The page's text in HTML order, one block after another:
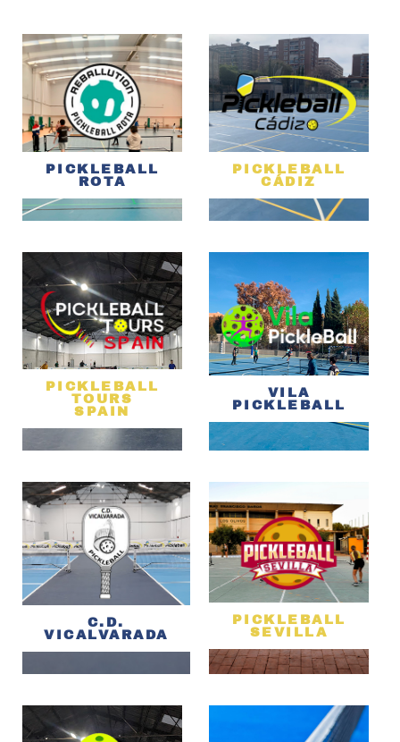
PICKLEBALL
ROTA
PICKLEBALL
CÁDIZ
PICKLEBALL
TOURS
SPAIN
VILA
PICKLEBALL
C.D.
VICALVARADA
PICKLEBALL
SEVILLA